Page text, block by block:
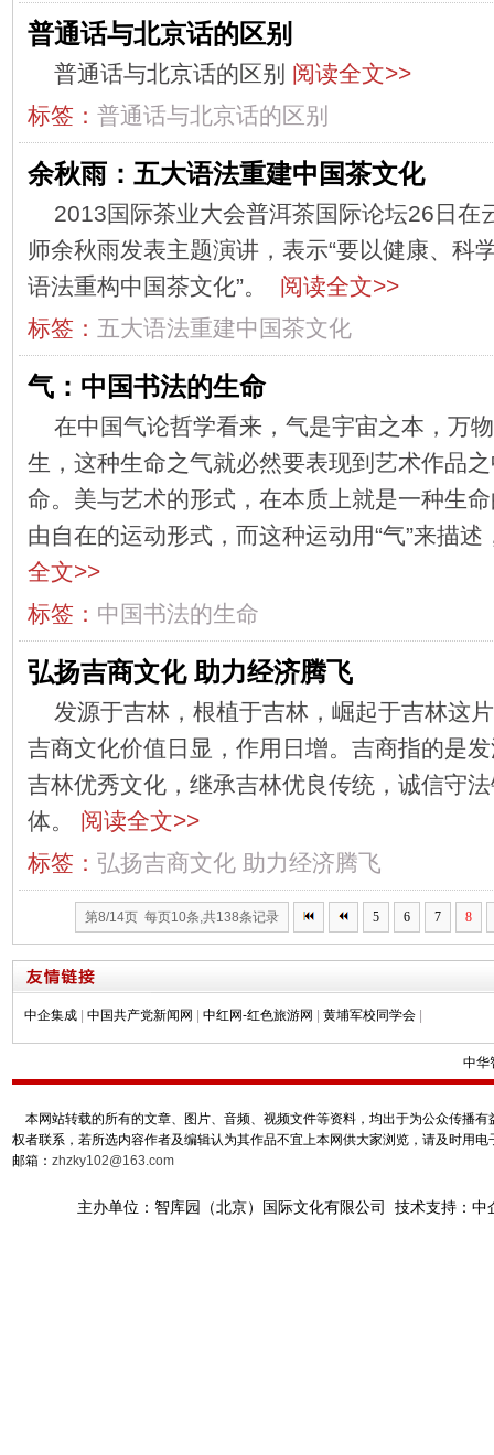
普通话与北京话的区别
普通话与北京话的区别 阅读全文>>
标签： 普通话与北京话的区别
余秋雨：五大语法重建中国茶文化
2013国际茶业大会普洱茶国际论坛26日在
师余秋雨发表主题演讲，表示“要以健康、科
语法重构中国茶文化”。 阅读全文>>
标签： 五大语法重建中国茶文化
气：中国书法的生命
在中国气论哲学看来，气是宇宙之本，万
生，这种生命之气就必然要表现到艺术作品
命。美与艺术的形式，在本质上就是一种生
由自在的运动形式，而这种运动用“气”来描
全文>>
标签： 中国书法的生命
弘扬吉商文化 助力经济腾飞
发源于吉林，根植于吉林，崛起于吉林这
吉商文化价值日显，作用日增。吉商指的是
吉林优秀文化，继承吉林优良传统，诚信守
体。 阅读全文>>
标签： 弘扬吉商文化 助力经济腾飞
第8/14页 每页10条,共138条记录 5 6 7 8
中企集成 中国共产党新闻网 中红网-红色旅游网 黄埔军校同学会
中华
本网站转载的所有的文章、图片、音频、视频文件等资料，均出于为公众传播
权者联系，若所选内容作者及编辑认为其作品不宜上本网供大家浏览，请及时用
邮箱： zhzky102@163.com
主办单位：智库园（北京）国际文化有限公司 技术支持：